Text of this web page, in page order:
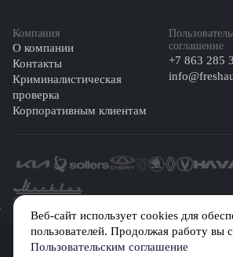
Веб-сайт использует cookies для
пользователей. Продолжая работу вы
Пользовательским соглашение
Компания
О компании
Контакты
Криминалистическая
проверка
Корпоративным клиентам
соглашение
+7 863 285
©️ 2026 Fresh Auto
Сетевое издание «Первый автомобильный
Решением Федеральной службы по надзору в сфере